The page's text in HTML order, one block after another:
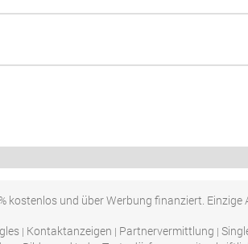
kostenlos und über Werbung finanziert.
| Kontaktanzeigen | Partnervermittlung |